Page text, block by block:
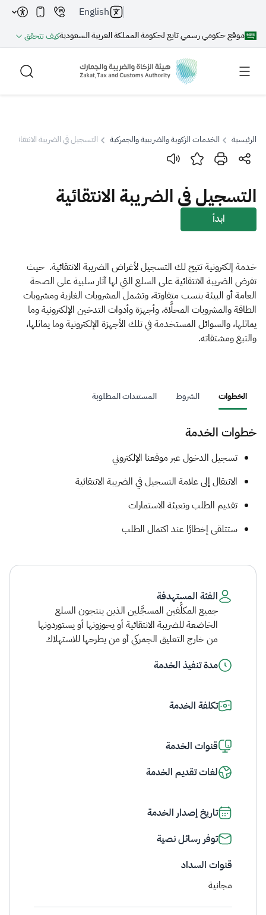
موقع حكومي رسمي تابع لحكومة المملكة العربية السعوديةكيف تتحقق
English
بحث
بحث بحث AI
الزكاة الجمارك
ضريبة القيمة المضافة
الإقرار الضريبي
التصرفات العقارية
الرئيسية الخدمات الزكوية والضريبية والجمركية التسجيل في الضريبة الانتقائية
التسجيل في الضريبة الانتقائية
ابدأ
خدمة إلكترونية تتيح لك التسجيل لأغراض الضريبة الانتقائية. حيث
تفرض الضريبة الانتقائية على السلع التي لها آثار سلبية على الصحة
العامة أو البيئة بنسب متفاوتة، وتشمل المشروبات الغازية ومشروبات
الطاقة والمشروبات المحلَّاة، وأجهزة وأدوات التدخين الإلكترونية وما
يماثلها، والسوائل المستخدمة في تلك الأجهزة الإلكترونية وما يماثلها،
والتبغ ومشتقاته.
الخطوات الشروط المستندات المطلوبة
خطوات الخدمة
​​​تسجيل الدخول عبر موقعنا الإلكتروني
الانتقال إلى علامة التسجيل في الضريبة الانتقائية
تقديم الطلب وتعبئة الاستمارات
ستتلقى إخطارًا عند اكتمال الطلب
الفئة المستهدفة
جميع المكلَّفين المسجَّلين الذين ينتجون السلع
الخاضعة للضريبة الانتقائية أو يحوزونها أو يستوردونها
من خارج التعليق الجمركي أو من يطرحها للاستهلاك
مدة تنفيذ الخدمة
تكلفة الخدمة
قنوات الخدمة
لغات تقديم الخدمة
تاريخ إصدار الخدمة
توفر رسائل نصية
قنوات السداد
مجانية